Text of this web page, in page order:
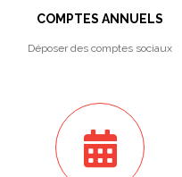
COMPTES ANNUELS
Déposer des comptes sociaux